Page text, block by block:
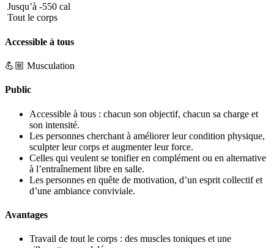
Jusqu’à -550 cal
Tout le corps
Accessible à tous
💪🏼 Musculation
Public
Accessible à tous : chacun son objectif, chacun sa charge et
son intensité.
Les personnes cherchant à améliorer leur condition physique,
sculpter leur corps et augmenter leur force.
Celles qui veulent se tonifier en complément ou en alternative
à l’entraînement libre en salle.
Les personnes en quête de motivation, d’un esprit collectif et
d’une ambiance conviviale.
Avantages
Travail de tout le corps : des muscles toniques et une